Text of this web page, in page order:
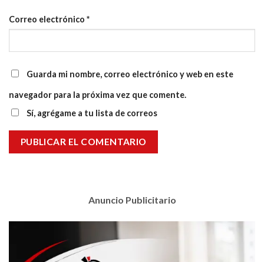
Correo electrónico *
Guarda mi nombre, correo electrónico y web en este
navegador para la próxima vez que comente.
Sí, agrégame a tu lista de correos
Anuncio Publicitario